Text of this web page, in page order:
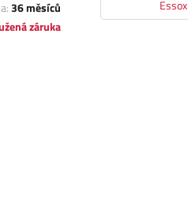
Essox
36 měsíců
záruka